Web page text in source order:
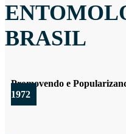
BRASIL
Promovendo e
1972